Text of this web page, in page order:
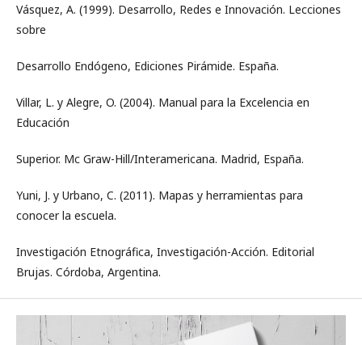
Vásquez, A. (1999). Desarrollo, Redes e Innovación. Lecciones
sobre
Desarrollo Endógeno, Ediciones Pirámide. España.
Villar, L. y Alegre, O. (2004). Manual para la Excelencia en
Educación
Superior. Mc Graw-Hill/Interamericana. Madrid, España.
Yuni, J. y Urbano, C. (2011). Mapas y herramientas para
conocer la escuela.
Investigación Etnográfica, Investigación-Acción. Editorial
Brujas. Córdoba, Argentina.